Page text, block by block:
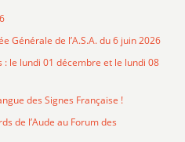
Générale de l’A.S.A. du 6 juin 2026
le lundi 01 décembre et le lundi 08
des Signes Française !
de l’Aude au Forum des